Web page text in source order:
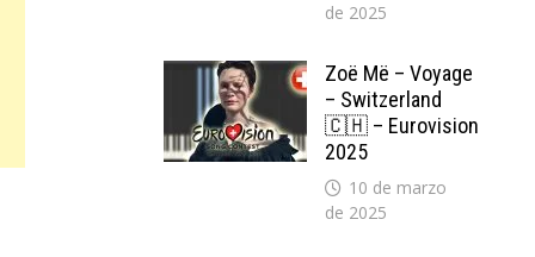
de 2025
Zoë Më – Voyage
– Switzerland
🇨🇭 – Eurovision
2025
10 de marzo
de 2025